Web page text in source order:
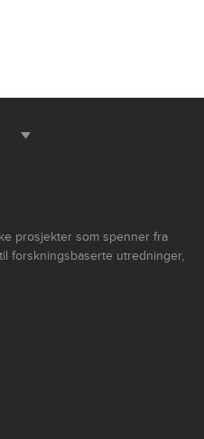
prosjekter som spenner fra
forskningsbaserte utredninger,